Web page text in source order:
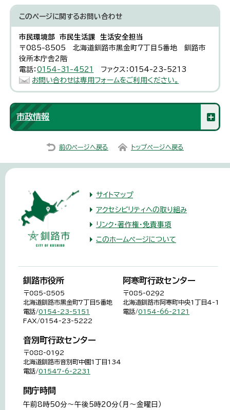
このページに関するお問い合わせ
市民環境部 市民生活課 生活安全担当
〒085-8505 北海道釧路市黒金町7丁目5番地 釧路市
役所本庁舎2階
電話：0154-31-4521
ファクス：0154-23-5213
お問い合わせは専用フォームをご利用ください。
市政情報
前のページへ戻る トップページへ戻る
サイトマップ
アクセシビリティへの取り組み
リンク・著作権・免責事項
このホームページについて
釧路市役所
〒085-8505
北海道釧路市黒金町7丁目5番地
電話/0154-23-5151
FAX/0154-23-5222
阿寒町行政センター
〒085-0292
北海道釧路市阿寒町中央1丁目4-1
電話/0154-66-2121
音別町行政センター
〒088-0192
北海道釧路市音別町中園1丁目134
電話/01547-6-2231
開庁時間
午前8時50分～午後5時20分（月～金曜日）